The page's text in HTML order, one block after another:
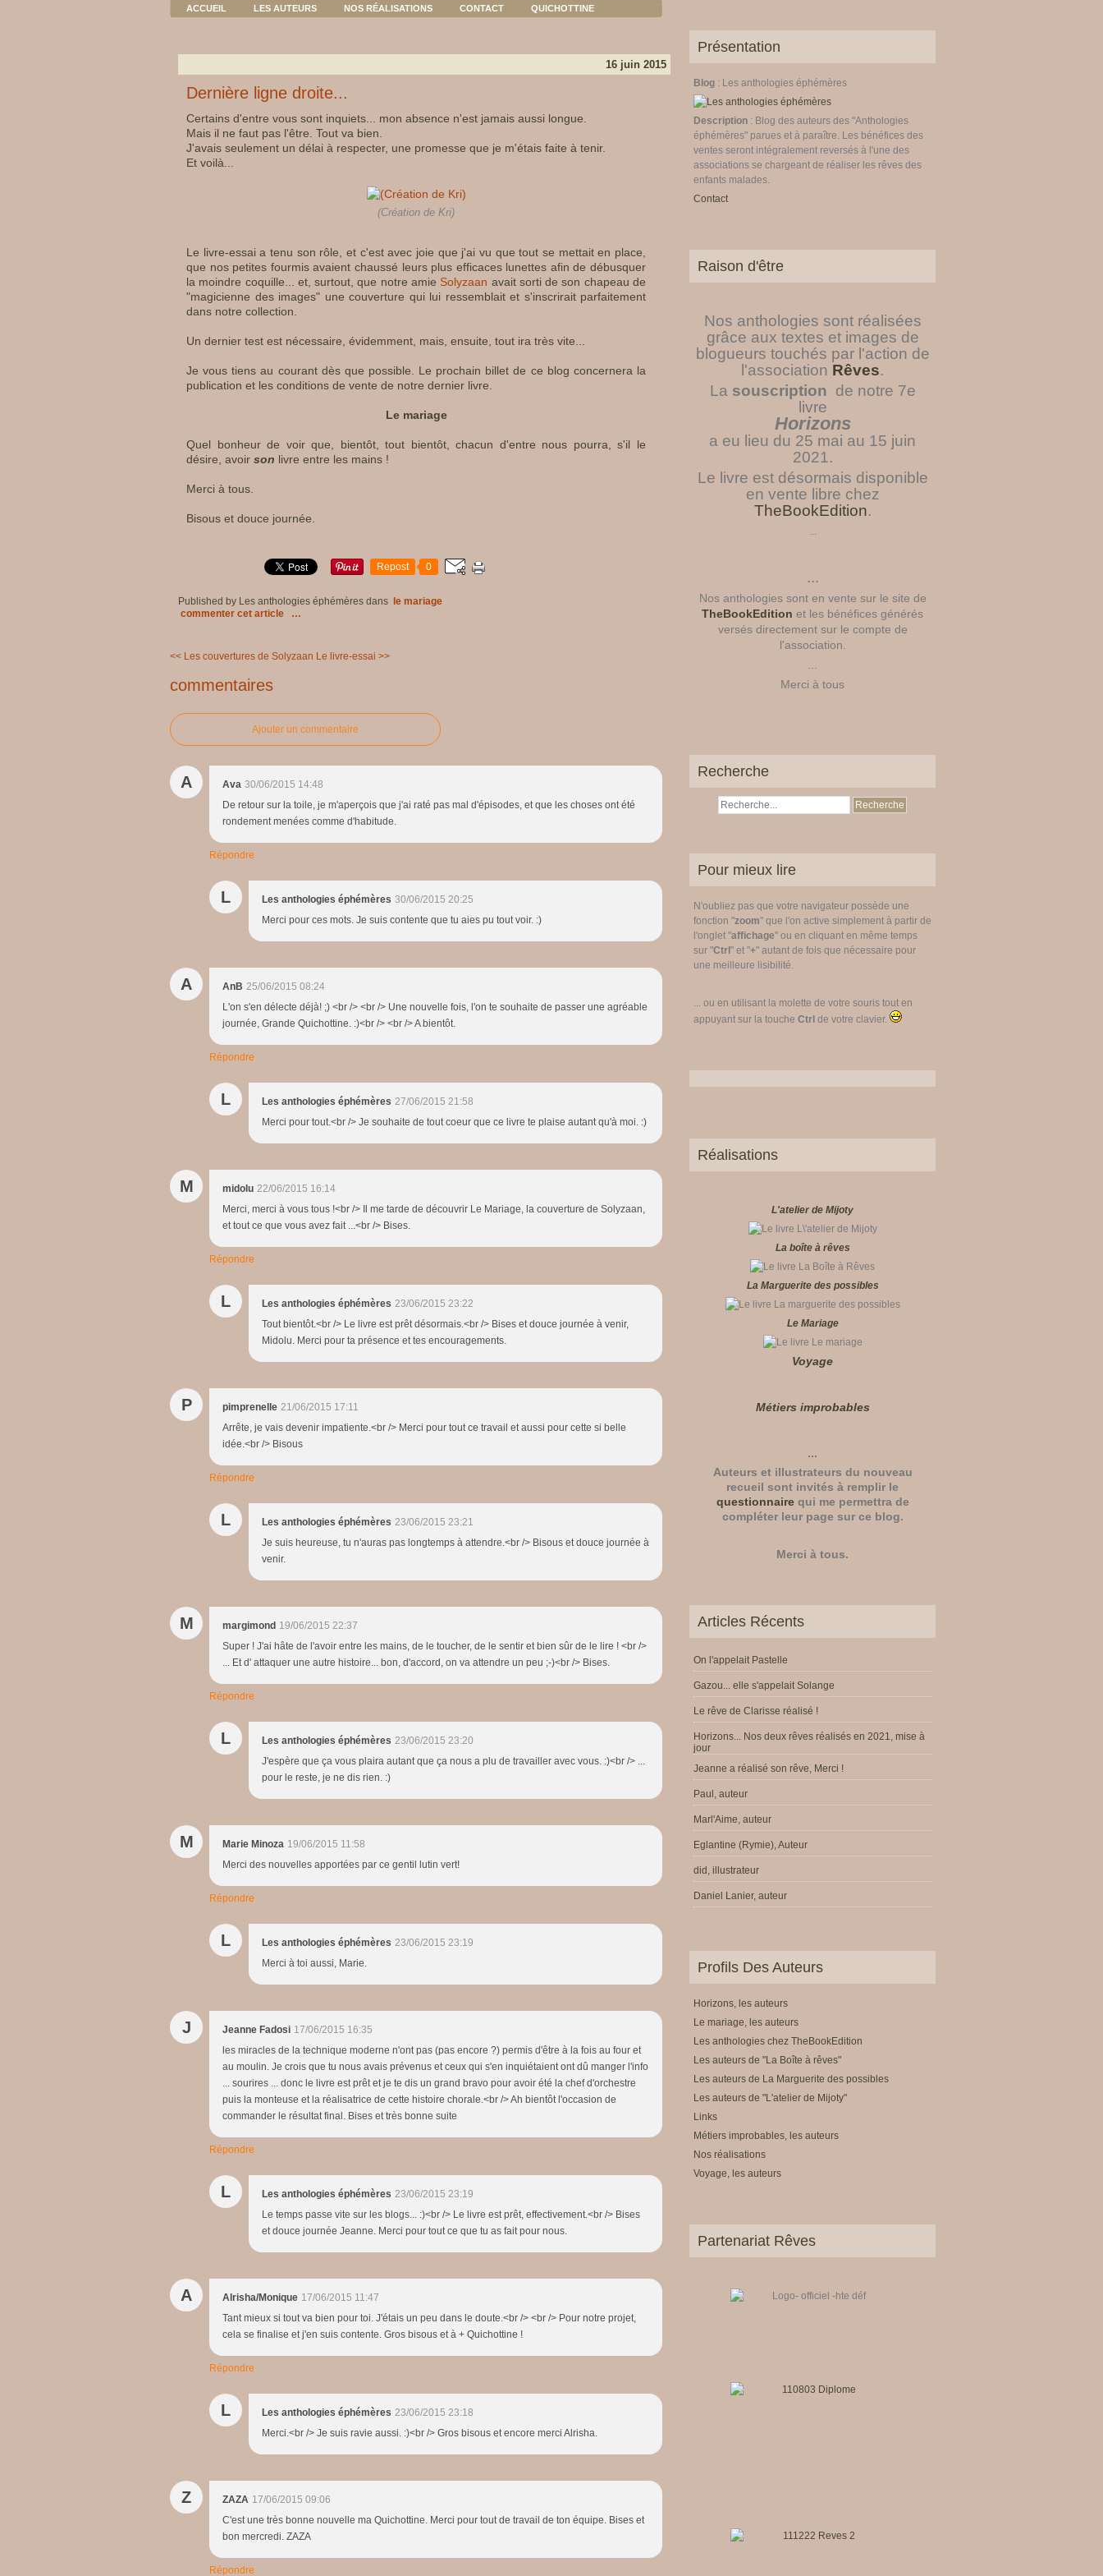
ACCUEIL LES AUTEURS NOS RÉALISATIONS CONTACT QUICHOTTINE
16 juin 2015
Dernière ligne droite...
Certains d'entre vous sont inquiets... mon absence n'est jamais aussi longue.
Mais il ne faut pas l'être. Tout va bien.
J'avais seulement un délai à respecter, une promesse que je m'étais faite à tenir.
Et voilà...
(Création de Kri)
Le livre-essai a tenu son rôle, et c'est avec joie que j'ai vu que tout se mettait en place,
que nos petites fourmis avaient chaussé leurs plus efficaces lunettes afin de débusquer
la moindre coquille... et, surtout, que notre amie Solyzaan avait sorti de son chapeau de
"magicienne des images" une couverture qui lui ressemblait et s'inscrirait parfaitement
dans notre collection.
Un dernier test est nécessaire, évidemment, mais, ensuite, tout ira très vite...
Je vous tiens au courant dès que possible. Le prochain billet de ce blog concernera la
publication et les conditions de vente de notre dernier livre.
Le mariage
Quel bonheur de voir que, bientôt, tout bientôt, chacun d'entre nous pourra, s'il le
désire, avoir son livre entre les mains !
Merci à tous.
Bisous et douce journée.
Repost 0
Published by Les anthologies éphémères dans
le mariage
commenter cet article
…
<< Les couvertures de Solyzaan Le livre-essai >>
commentaires
Ajouter un commentaire
A Ava 30/06/2015 14:48
De retour sur la toile, je m'aperçois que j'ai raté pas mal d'épisodes, et que les choses ont été
rondement menées comme d'habitude.
Répondre
L Les anthologies éphémères 30/06/2015 20:25
Merci pour ces mots. Je suis contente que tu aies pu tout voir. :)
A AnB 25/06/2015 08:24
L'on s'en délecte déjà! ;) <br /> <br /> Une nouvelle fois, l'on te souhaite de passer une agréable
journée, Grande Quichottine. :)<br /> <br /> A bientôt.
Répondre
L Les anthologies éphémères 27/06/2015 21:58
Merci pour tout.<br /> Je souhaite de tout coeur que ce livre te plaise autant qu'à moi. :)
M midolu 22/06/2015 16:14
Merci, merci à vous tous !<br /> Il me tarde de découvrir Le Mariage, la couverture de Solyzaan,
et tout ce que vous avez fait ...<br /> Bises.
Répondre
L Les anthologies éphémères 23/06/2015 23:22
Tout bientôt.<br /> Le livre est prêt désormais.<br /> Bises et douce journée à venir,
Midolu. Merci pour ta présence et tes encouragements.
P pimprenelle 21/06/2015 17:11
Arrête, je vais devenir impatiente.<br /> Merci pour tout ce travail et aussi pour cette si belle
idée.<br /> Bisous
Répondre
L Les anthologies éphémères 23/06/2015 23:21
Je suis heureuse, tu n'auras pas longtemps à attendre.<br /> Bisous et douce journée à
venir.
M margimond 19/06/2015 22:37
Super ! J'ai hâte de l'avoir entre les mains, de le toucher, de le sentir et bien sûr de le lire ! <br />
... Et d' attaquer une autre histoire... bon, d'accord, on va attendre un peu ;-)<br /> Bises.
Répondre
L Les anthologies éphémères 23/06/2015 23:20
J'espère que ça vous plaira autant que ça nous a plu de travailler avec vous. :)<br /> ...
pour le reste, je ne dis rien. :)
M Marie Minoza 19/06/2015 11:58
Merci des nouvelles apportées par ce gentil lutin vert!
Répondre
L Les anthologies éphémères 23/06/2015 23:19
Merci à toi aussi, Marie.
J Jeanne Fadosi 17/06/2015 16:35
les miracles de la technique moderne n'ont pas (pas encore ?) permis d'être à la fois au four et
au moulin. Je crois que tu nous avais prévenus et ceux qui s'en inquiétaient ont dû manger l'info
... sourires ... donc le livre est prêt et je te dis un grand bravo pour avoir été la chef d'orchestre
puis la monteuse et la réalisatrice de cette histoire chorale.<br /> Ah bientôt l'occasion de
commander le résultat final. Bises et très bonne suite
Répondre
L Les anthologies éphémères 23/06/2015 23:19
Le temps passe vite sur les blogs... :)<br /> Le livre est prêt, effectivement.<br /> Bises
et douce journée Jeanne. Merci pour tout ce que tu as fait pour nous.
A Alrisha/Monique 17/06/2015 11:47
Tant mieux si tout va bien pour toi. J'étais un peu dans le doute.<br /> <br /> Pour notre projet,
cela se finalise et j'en suis contente. Gros bisous et à + Quichottine !
Répondre
L Les anthologies éphémères 23/06/2015 23:18
Merci.<br /> Je suis ravie aussi. :)<br /> Gros bisous et encore merci Alrisha.
Z ZAZA 17/06/2015 09:06
C'est une très bonne nouvelle ma Quichottine. Merci pour tout de travail de ton équipe. Bises et
bon mercredi. ZAZA
Répondre
Présentation
Blog : Les anthologies éphémères
Description : Blog des auteurs des "Anthologies
éphémères" parues et à paraître. Les bénéfices des
ventes seront intégralement reversés à l'une des
associations se chargeant de réaliser les rêves des
enfants malades.
Contact
Raison d'être
Nos anthologies sont réalisées
grâce aux textes et images de
blogueurs touchés par l'action de
l'association Rêves.
La souscription de notre 7e
livre
Horizons
a eu lieu du 25 mai au 15 juin
2021.
Le livre est désormais disponible
en vente libre chez
TheBookEdition.
...
...
Nos anthologies sont en vente sur le site de
TheBookEdition et les bénéfices générés
versés directement sur le compte de
l'association.
Merci à tous
Recherche
Pour mieux lire
N'oubliez pas que votre navigateur possède une
fonction "zoom" que l'on active simplement à partir de
l'onglet "affichage" ou en cliquant en même temps
sur "Ctrl " et "+" autant de fois que nécessaire pour
une meilleure lisibilité.
... ou en utilisant la molette de votre souris tout en
appuyant sur la touche Ctrl de votre clavier.
Réalisations
L'atelier de Mijoty
La boîte à rêves
La Marguerite des possibles
Le Mariage
Voyage
Métiers improbables
...
Auteurs et illustrateurs du nouveau
recueil sont invités à remplir le
questionnairequi me permettra de
compléter leur page sur ce blog.
Merci à tous.
Articles Récents
On l'appelait Pastelle
Gazou... elle s'appelait Solange
Le rêve de Clarisse réalisé !
Horizons... Nos deux rêves réalisés en 2021, mise à
jour
Jeanne a réalisé son rêve, Merci !
Paul, auteur
Marl'Aime, auteur
Eglantine (Rymie), Auteur
did, illustrateur
Daniel Lanier, auteur
Profils Des Auteurs
Horizons, les auteurs
Le mariage, les auteurs
Les anthologies chez TheBookEdition
Les auteurs de "La Boîte à rêves"
Les auteurs de La Marguerite des possibles
Les auteurs de "L'atelier de Mijoty"
Links
Métiers improbables, les auteurs
Nos réalisations
Voyage, les auteurs
Partenariat Rêves